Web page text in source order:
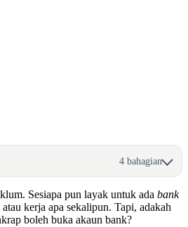
4 bahagian
Sesiapa pun layak untuk ada bank
kerja apa sekalipun. Tapi, adakah
boleh buka akaun bank?